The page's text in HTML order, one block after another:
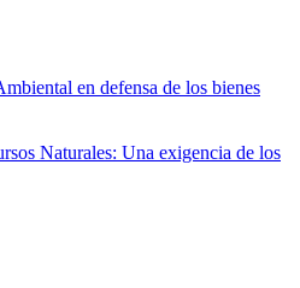
en defensa de los bienes
Naturales: Una exigencia de los